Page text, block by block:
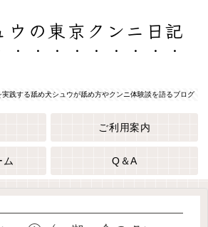
ウの東京クンニ日記
践する舐め犬シュウが舐め方やクンニ体験談を語るブログ
ご利用案内
ム Q＆A